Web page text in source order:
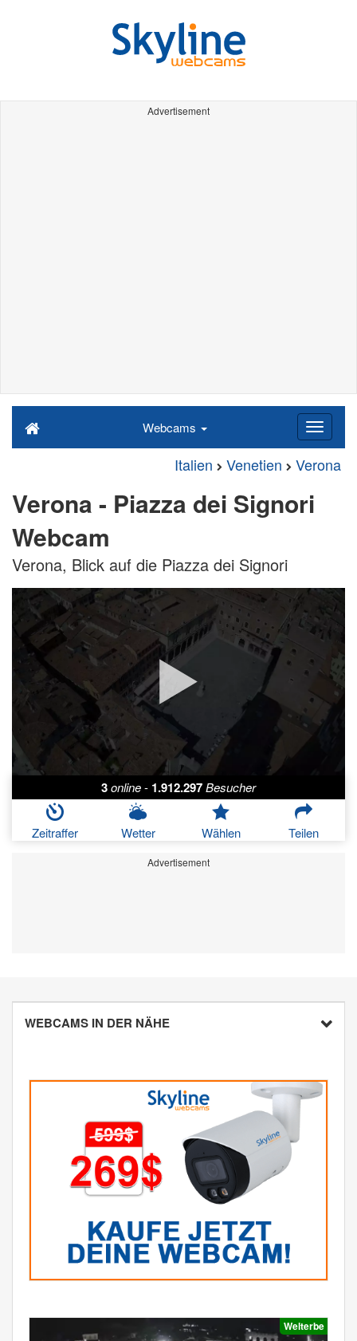
Advertisement
Webcams
Italien Venetien Verona
Verona - Piazza dei Signori
Webcam
Verona, Blick auf die Piazza dei Signori
3online- 1.912.297Besucher
Zeitraffer Wetter Wählen Teilen
Advertisement
WEBCAMS IN DER NÄHE
Welterbe